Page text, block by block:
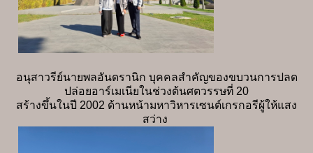
อนุสาวรีย์นายพลอันดรานิก บุคคลสำคัญของขบวนการปลด
ปล่อยอาร์เมเนียในช่วงต้นศตวรรษที่ 20
สร้างขึ้นในปี 2002 ด้านหน้ามหาวิหารเซนต์เกรกอรีผู้ให้แสง
สว่าง